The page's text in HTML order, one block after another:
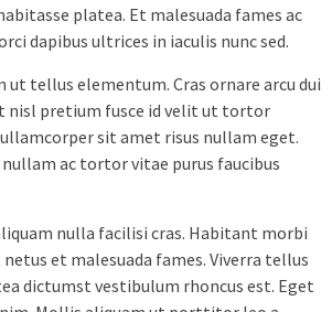
platea. Et malesuada fames ac
dapibus ultrices in iaculis nunc sed.
ut tellus elementum. Cras ornare arcu dui
nisl pretium fusce id velit ut tortor
sit amet risus nullam eget.
ac tortor vitae purus faucibus
nulla facilisi cras. Habitant morbi
et malesuada fames. Viverra tellus
dictumst vestibulum rhoncus est. Eget